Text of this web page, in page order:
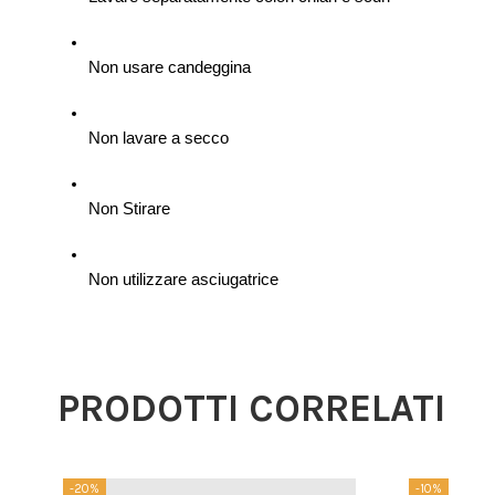
Non usare candeggina
Non lavare a secco
Non Stirare
Non utilizzare asciugatrice
PRODOTTI CORRELATI
-20% -10%